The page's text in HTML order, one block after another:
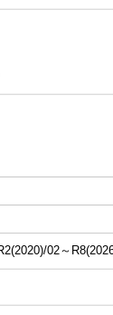
02～